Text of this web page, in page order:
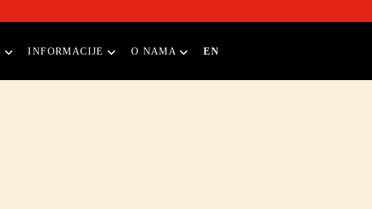
INFORMACIJE O NAMA EN